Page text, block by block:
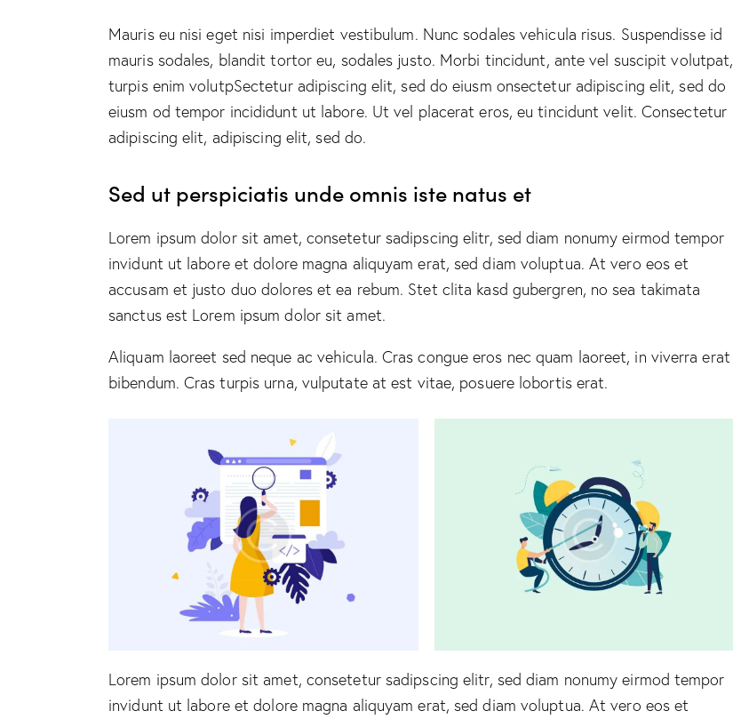
Mauris eu nisi eget nisi imperdiet vestibulum. Nunc sodales vehicula risus. Suspendisse id
mauris sodales, blandit tortor eu, sodales justo. Morbi tincidunt, ante vel suscipit volutpat,
turpis enim volutpSectetur adipiscing elit, sed do eiusm onsectetur adipiscing elit, sed do
eiusm od tempor incididunt ut labore. Ut vel placerat eros, eu tincidunt velit. Consectetur
adipiscing elit, adipiscing elit, sed do.
Sed ut perspiciatis unde omnis iste natus et
Lorem ipsum dolor sit amet, consetetur sadipscing elitr, sed diam nonumy eirmod tempor
invidunt ut labore et dolore magna aliquyam erat, sed diam voluptua. At vero eos et
accusam et justo duo dolores et ea rebum. Stet clita kasd gubergren, no sea takimata
sanctus est Lorem ipsum dolor sit amet.
Aliquam laoreet sed neque ac vehicula. Cras congue eros nec quam laoreet, in viverra erat
bibendum. Cras turpis urna, vulputate at est vitae, posuere lobortis erat.
Lorem ipsum dolor sit amet, consetetur sadipscing elitr, sed diam nonumy eirmod tempor
invidunt ut labore et dolore magna aliquyam erat, sed diam voluptua. At vero eos et